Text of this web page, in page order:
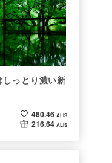
っとり濃い新
460.46 ALIS
216.64 ALIS